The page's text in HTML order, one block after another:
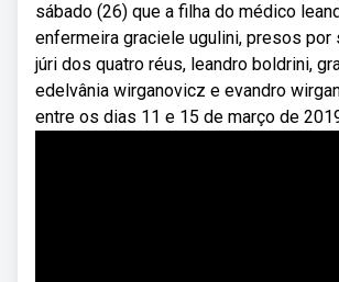
sábado (26) que a filha do médico
enfermeira graciele ugulini, presos por
júri dos quatro réus, leandro boldrini,
edelvânia wirganovicz e evandro
entre os dias 11 e 15 de março de